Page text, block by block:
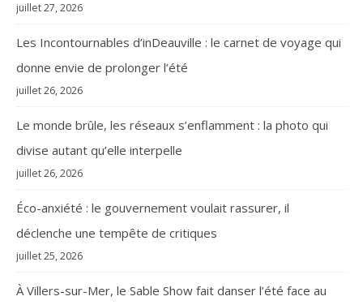
juillet 27, 2026
Les Incontournables d’inDeauville : le carnet de voyage qui
donne envie de prolonger l’été
juillet 26, 2026
Le monde brûle, les réseaux s’enflamment : la photo qui
divise autant qu’elle interpelle
juillet 26, 2026
Éco-anxiété : le gouvernement voulait rassurer, il
déclenche une tempête de critiques
juillet 25, 2026
À Villers-sur-Mer, le Sable Show fait danser l’été face au